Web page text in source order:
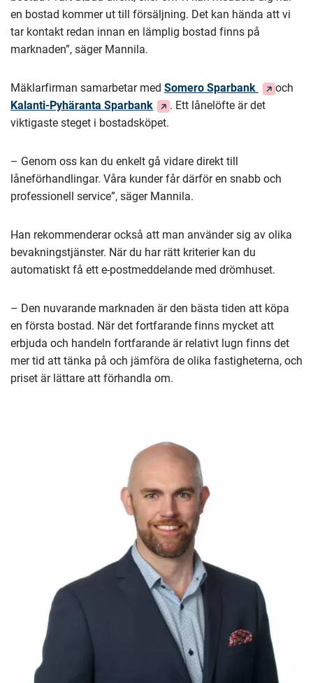
en bostad kommer ut till försäljning. Det kan hända att vi
tar kontakt redan innan en lämplig bostad finns på
marknaden”, säger Mannila.
Mäklarfirman samarbetar med Somero Sparbank (Du
dirigeras
tjänst)
och
Kalanti-Pyhäranta Sparbank(Du
dirigeras
en
annan
tjänst)
. Ett lånelöfte är det
viktigaste steget i bostadsköpet.
– Genom oss kan du enkelt gå vidare direkt till
låneförhandlingar. Våra kunder får därför en snabb och
professionell service”, säger Mannila.
Han rekommenderar också att man använder sig av olika
bevakningstjänster. När du har rätt kriterier kan du
automatiskt få ett e-postmeddelande med drömhuset.
– Den nuvarande marknaden är den bästa tiden att köpa
en första bostad. När det fortfarande finns mycket att
erbjuda och handeln fortfarande är relativt lugn finns det
mer tid att tänka på och jämföra de olika fastigheterna, och
priset är lättare att förhandla om.